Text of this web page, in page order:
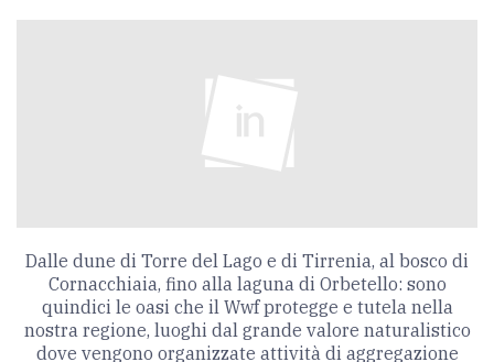
Dalle dune di Torre del Lago e di Tirrenia, al bosco di
Cornacchiaia, fino alla laguna di Orbetello: sono
quindici le oasi che il Wwf protegge e tutela nella
nostra regione, luoghi dal grande valore naturalistico
dove vengono organizzate attività di aggregazione